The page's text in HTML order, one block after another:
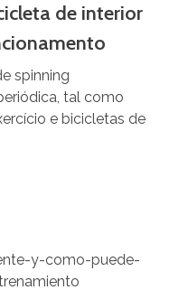
de interior
spinning
tal como
e bicicletas de